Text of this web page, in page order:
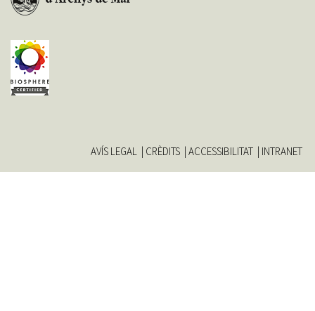
AVÍS LEGAL CRÈDITS ACCESSIBILITAT INTRANET